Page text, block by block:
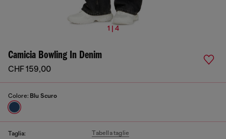
1 | 4
Camicia Bowling In Denim
CHF 159,00
Colore: Blu Scuro
Taglia: Tabella taglie